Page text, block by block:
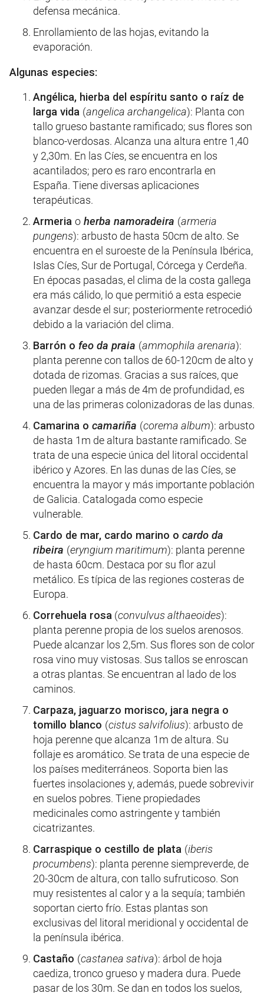
defensa mecánica.
Enrollamiento de las hojas, evitando la
evaporación.
Algunas especies:
Angélica, hierba del espíritu santo o raíz de
larga vida (angelica archangelica): Planta con
tallo grueso bastante ramificado; sus flores son
blanco-verdosas. Alcanza una altura entre 1,40
y 2,30m. En las Cíes, se encuentra en los
acantilados; pero es raro encontrarla en
España. Tiene diversas aplicaciones
terapéuticas.
Armeria o herba namoradeira (armeria
pungens): arbusto de hasta 50cm de alto. Se
encuentra en el suroeste de la Península Ibérica,
Islas Cíes, Sur de Portugal, Córcega y Cerdeña.
En épocas pasadas, el clima de la costa gallega
era más cálido, lo que permitió a esta especie
avanzar desde el sur; posteriormente retrocedió
debido a la variación del clima.
Barrón o feo da praia (ammophila arenaria):
planta perenne con tallos de 60-120cm de alto y
dotada de rizomas. Gracias a sus raíces, que
pueden llegar a más de 4m de profundidad, es
una de las primeras colonizadoras de las dunas.
Camarina o camariña (corema album): arbusto
de hasta 1m de altura bastante ramificado. Se
trata de una especie única del litoral occidental
ibérico y Azores. En las dunas de las Cíes, se
encuentra la mayor y más importante población
de Galicia. Catalogada como especie
vulnerable.
Cardo de mar, cardo marino o cardo da
ribeira (eryngium maritimum): planta perenne
de hasta 60cm. Destaca por su flor azul
metálico. Es típica de las regiones costeras de
Europa.
Correhuela rosa (convulvus althaeoides):
planta perenne propia de los suelos arenosos.
Puede alcanzar los 2,5m. Sus flores son de color
rosa vino muy vistosas. Sus tallos se enroscan
a otras plantas. Se encuentran al lado de los
caminos.
Carpaza, jaguarzo morisco, jara negra o
tomillo blanco (cistus salvifolius): arbusto de
hoja perenne que alcanza 1m de altura. Su
follaje es aromático. Se trata de una especie de
los países mediterráneos. Soporta bien las
fuertes insolaciones y, además, puede sobrevivir
en suelos pobres. Tiene propiedades
medicinales como astringente y también
cicatrizantes.
Carraspique o cestillo de plata (iberis
procumbens): planta perenne siempreverde, de
20-30cm de altura, con tallo sufruticoso. Son
muy resistentes al calor y a la sequía; también
soportan cierto frío. Estas plantas son
exclusivas del litoral meridional y occidental de
la península ibérica.
Castaño (castanea sativa): árbol de hoja
caediza, tronco grueso y madera dura. Puede
pasar de los 30m. Se dan en todos los suelos,